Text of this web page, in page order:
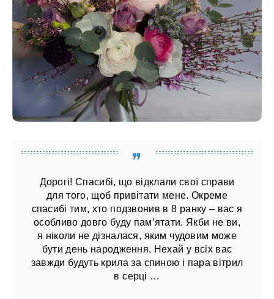
Дорогі! Спасибі, що відклали свої справи
для того, щоб привітати мене. Окреме
спасибі тим, хто подзвонив в 8 ранку – вас я
особливо довго буду пам’ятати. Якби не ви,
я ніколи не дізналася, яким чудовим може
бути день народження. Нехай у всіх вас
завжди будуть крила за спиною і пара вітрил
в серці …